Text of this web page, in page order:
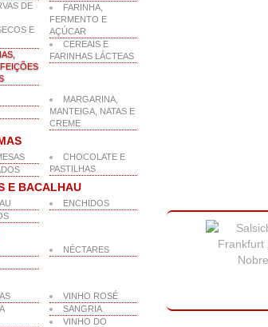
DE
E
FARINHA,
FERMENTO E
AÇÚCAR
CEREAIS E
FARINHAS LÁCTEAS
MARGARINA,
MANTEIGA, NATAS E
CREME
CHOCOLATE E
PASTILHAS
E BACALHAU
ENCHIDOS
NÉCTARES
VINHO ROSÉ
SANGRIA
VINHO DO